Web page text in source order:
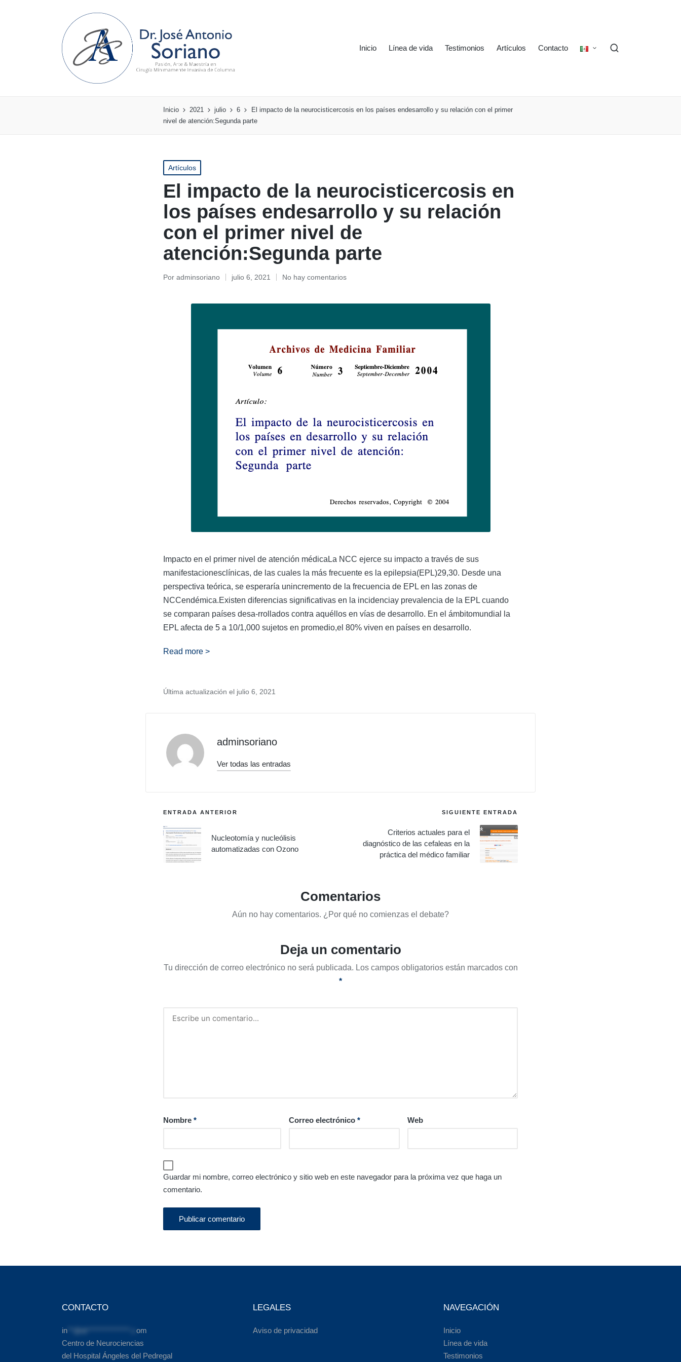
Inicio Línea de vida Testimonios Artículos Contacto
Inicio 2021 julio 6
El impacto de la neurocisticercosis en los países endesarrollo y su relación con el primer
nivel de atención:Segunda parte
Publicado
en
Artículos
El impacto de la neurocisticercosis en
los países endesarrollo y su relación
con el primer nivel de
atención:Segunda parte
Publicado
Por adminsoriano julio 6, 2021 No hay comentarios
Impacto en el primer nivel de atención médicaLa NCC ejerce su impacto a través de sus
manifestacionesclínicas, de las cuales la más frecuente es la epilepsia(EPL)29,30. Desde una
perspectiva teórica, se esperaría unincremento de la frecuencia de EPL en las zonas de
NCCendémica.Existen diferencias significativas en la incidenciay prevalencia de la EPL cuando
se comparan países desa-rrollados contra aquéllos en vías de desarrollo. En el ámbitomundial la
EPL afecta de 5 a 10/1,000 sujetos en promedio,el 80% viven en países en desarrollo.
Read more >
Última actualización el julio 6, 2021
adminsoriano
Ver todas las entradas
Navegación
de
entradas
ENTRADA ANTERIOR
Nucleotomía y nucleólisis
automatizadas con Ozono
SIGUIENTE ENTRADA
Criterios actuales para el
diagnóstico de las cefaleas en la
práctica del médico familiar
Comentarios
Aún no hay comentarios. ¿Por qué no comienzas el debate?
Deja un comentario
Tu dirección de correo electrónico no será publicada. Los campos obligatorios están marcados con
*
Nombre * Correo electrónico* Web
Guardar mi nombre, correo electrónico y sitio web en este navegador para la próxima vez que haga un
comentario.
CONTACTO
in
om
Centro de Neurociencias
del Hospital Ángeles del Pedregal
LEGALES
Aviso de privacidad
NAVEGACIÓN
Inicio
Línea de vida
Testimonios